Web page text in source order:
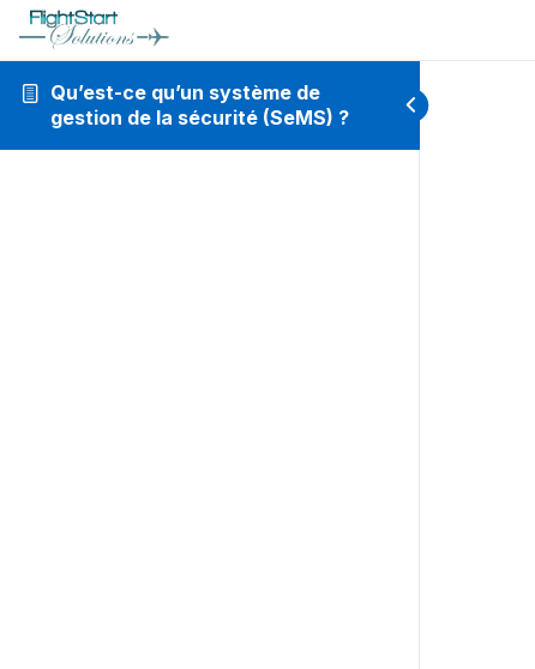
Qu’est-ce qu’un système de
gestion de la sécurité (SeMS) ?